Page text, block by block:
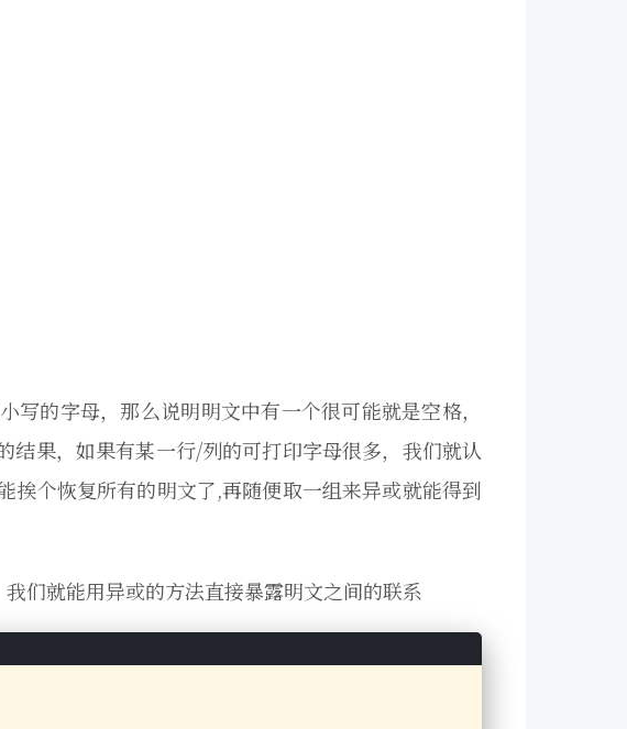
的字母，那么说明明文中有一个很可能就是空格，
果，如果有某一行/列的可打印字母很多，我们就认
挨个恢复所有的明文了,再随便取一组来异或就能得到
们就能用异或的方法直接暴露明文之间的联系